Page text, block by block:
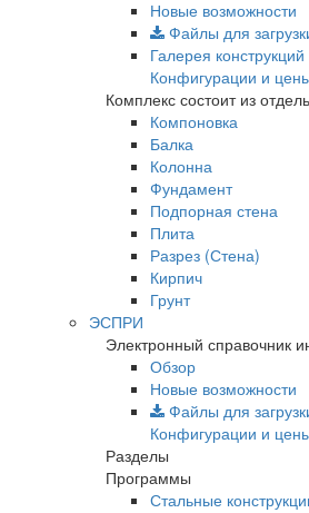
Новые возможности
Файлы для
Галерея конструкций
Конфигурации и
Комплекс состоит из
Компоновка
Балка
Колонна
Фундамент
Подпорная стена
Плита
Разрез (Стена)
Кирпич
Грунт
ЭСПРИ
Электронный справочник
Обзор
Новые возможности
Файлы для
Конфигурации и
Разделы
Программы
Стальные